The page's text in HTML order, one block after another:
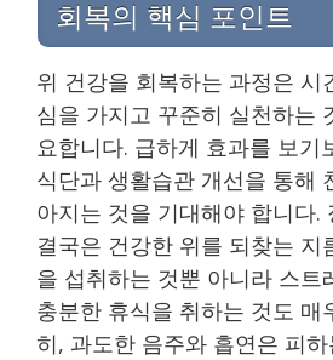
회복의 핵심 포인트
위 건강을 회복하는 과정은 시
심을 가지고 꾸준히 실천하는
요합니다. 급하게 효과를 보기
식단과 생활습관 개선을 통해
아지는 것을 기대해야 합니다.
결국은 건강한 위를 되찾는 지
을 섭취하는 것뿐 아니라 스트
충분한 휴식을 취하는 것도 매
히, 과도한 음주와 흡연은 피